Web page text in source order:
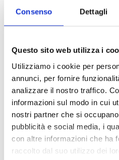
Consenso Dettagli
Questo sito web utilizza i
Utilizziamo i cookie per
annunci, per fornire
analizzare il nostro traffico.
informazioni sul modo in cui
nostri partner che si
pubblicità e social media, i
con altre informazioni che ha
raccolto dal suo utilizzo dei
30 Giugno 2026
30 Giugno 2026
PREMI 2025.
30 Giugno 2026
TUTTI GLI ARTICOLI DEL MESE